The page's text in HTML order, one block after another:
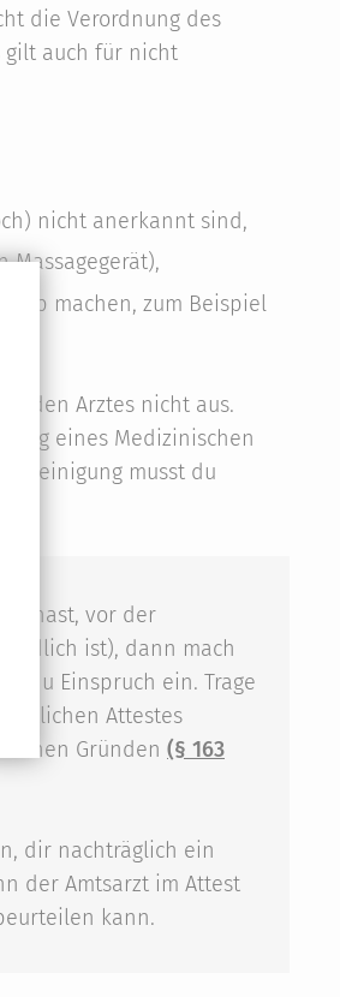
die Verordnung des
gilt auch für nicht
nicht anerkannt sind,
machen, zum Beispiel
Arztes nicht aus.
eines Medizinischen
musst du
hast, vor der
ist), dann mach
du Einspruch ein. Trage
Attestes
Gründen (§ 163
dir nachträglich ein
der Amtsarzt im Attest
kann.